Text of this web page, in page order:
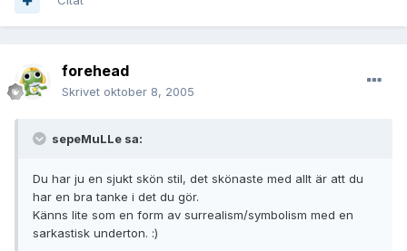
forehead
Skrivet oktober 8, 2005
sepeMuLLe sa:
Du har ju en sjukt skön stil, det skönaste med allt är att du
har en bra tanke i det du gör.
Känns lite som en form av surrealism/symbolism med en
sarkastisk underton. :)